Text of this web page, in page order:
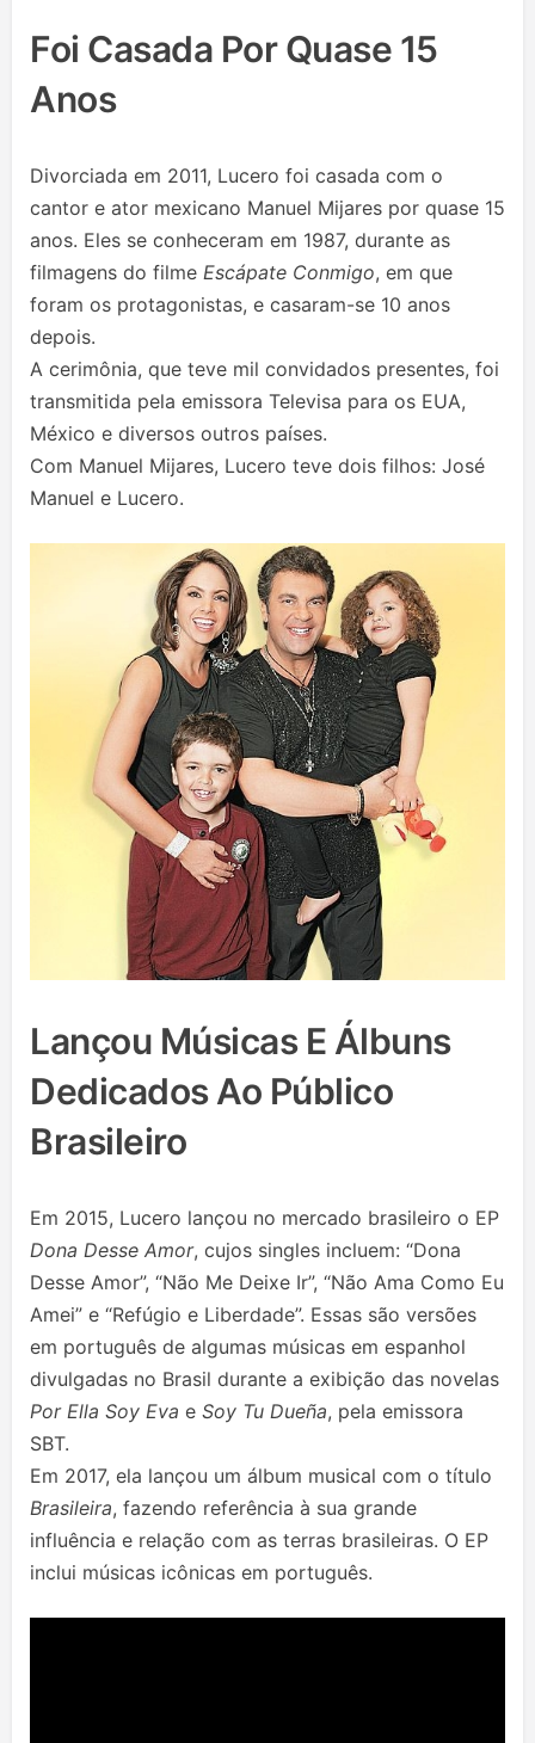
Foi Casada Por Quase 15
Anos
Divorciada em 2011, Lucero foi casada com o
cantor e ator mexicano Manuel Mijares por quase 15
anos. Eles se conheceram em 1987, durante as
filmagens do filme Escápate Conmigo, em que
foram os protagonistas, e casaram-se 10 anos
depois.
A cerimônia, que teve mil convidados presentes, foi
transmitida pela emissora Televisa para os EUA,
México e diversos outros países.
Com Manuel Mijares, Lucero teve dois filhos: José
Manuel e Lucero.
Lançou Músicas E Álbuns
Dedicados Ao Público
Brasileiro
Em 2015, Lucero lançou no mercado brasileiro o EP
Dona Desse Amor, cujos singles incluem: “Dona
Desse Amor”, “Não Me Deixe Ir”, “Não Ama Como Eu
Amei” e “Refúgio e Liberdade”. Essas são versões
em português de algumas músicas em espanhol
divulgadas no Brasil durante a exibição das novelas
Por Ella Soy Eva e Soy Tu Dueña, pela emissora
SBT.
Em 2017, ela lançou um álbum musical com o título
Brasileira, fazendo referência à sua grande
influência e relação com as terras brasileiras. O EP
inclui músicas icônicas em português.